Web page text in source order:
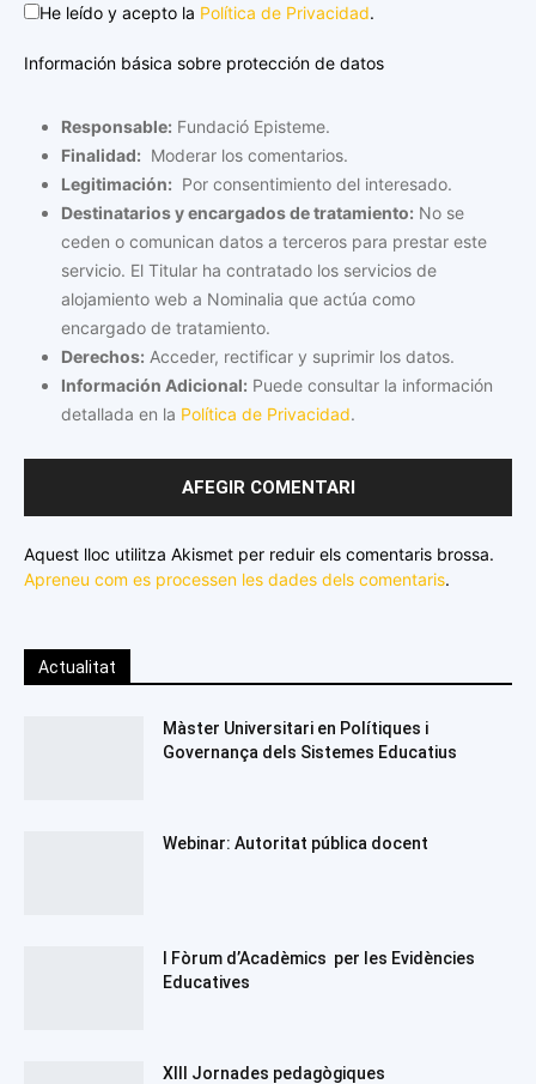
He leído y acepto la Política de Privacidad.
Información básica sobre protección de datos
Responsable: Fundació Episteme.
Finalidad: Moderar los comentarios.
Legitimación: Por consentimiento del interesado.
Destinatarios y encargados de tratamiento: No se
ceden o comunican datos a terceros para prestar este
servicio. El Titular ha contratado los servicios de
alojamiento web a Nominalia que actúa como
encargado de tratamiento.
Derechos: Acceder, rectificar y suprimir los datos.
Información Adicional: Puede consultar la información
detallada en la Política de Privacidad.
Aquest lloc utilitza Akismet per reduir els comentaris brossa.
Apreneu com es processen les dades dels comentaris.
Actualitat
Màster Universitari en Polítiques i
Governança dels Sistemes Educatius
Webinar: Autoritat pública docent
I Fòrum d’Acadèmics per les Evidències
Educatives
XIII Jornades pedagògiques